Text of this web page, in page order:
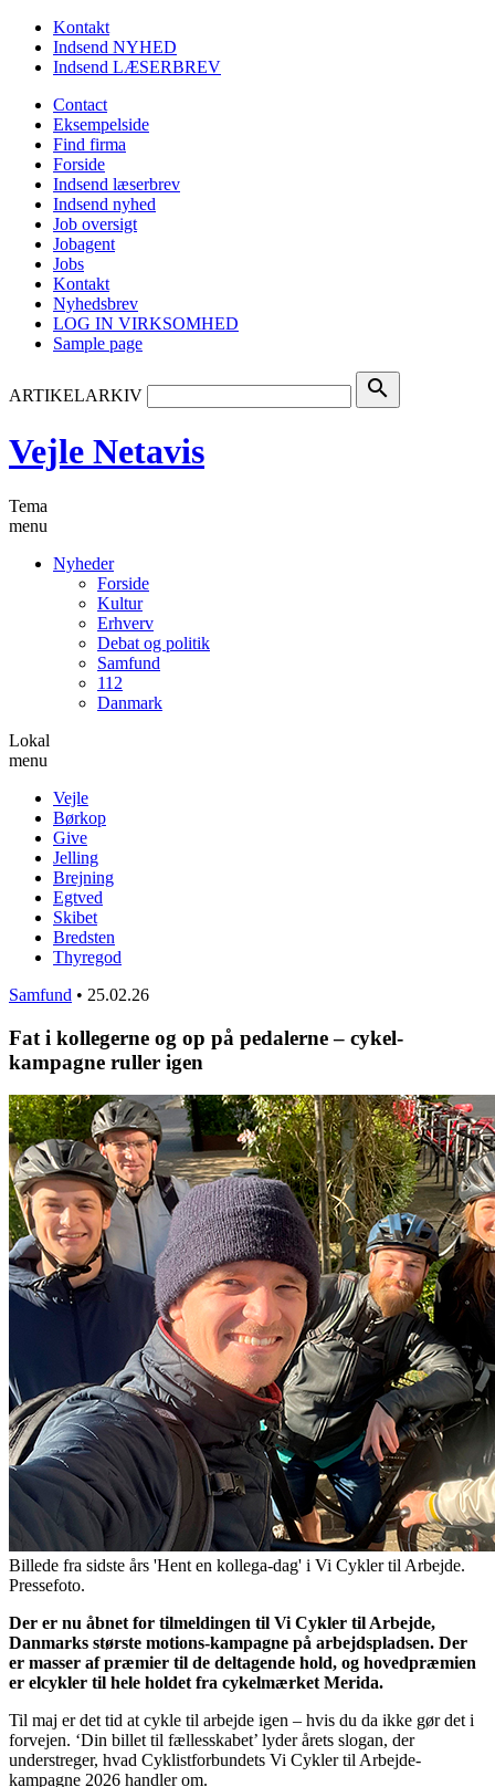
Kontakt
Indsend NYHED
Indsend LÆSERBREV
Contact
Eksempelside
Find firma
Forside
Indsend læserbrev
Indsend nyhed
Job oversigt
Jobagent
Jobs
Kontakt
Nyhedsbrev
LOG IN VIRKSOMHED
Sample page
ARTIKELARKIV search
Vejle Netavis
Tema
menu
Nyheder
Forside
Kultur
Erhverv
Debat og politik
Samfund
112
Danmark
Lokal
menu
Vejle
Børkop
Give
Jelling
Brejning
Egtved
Skibet
Bredsten
Thyregod
Samfund • 25.02.26
Fat i kollegerne og op på pedalerne – cykel-
kampagne ruller igen
Billede fra sidste års 'Hent en kollega-dag' i Vi Cykler til Arbejde.
Pressefoto.
Der er nu åbnet for tilmeldingen til Vi Cykler til Arbejde,
Danmarks største motions-kampagne på arbejdspladsen. Der
er masser af præmier til de deltagende hold, og hovedpræmien
er elcykler til hele holdet fra cykelmærket Merida.
Til maj er det tid at cykle til arbejde igen – hvis du da ikke gør det i
forvejen. ‘Din billet til fællesskabet’ lyder årets slogan, der
understreger, hvad Cyklistforbundets Vi Cykler til Arbejde-
kampagne 2026 handler om.